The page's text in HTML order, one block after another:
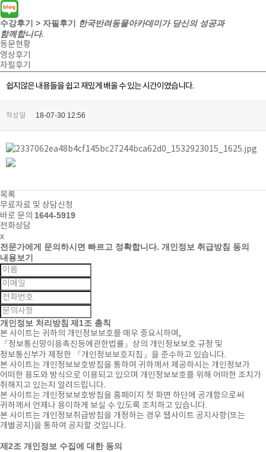
수강후기 > 자필후기
한국반려동물아카데미가 당신의 성공과
함께합니다.
동문현황
영상후기
자필후기
쉽지않은 내용들을 쉽고 재밌게 배울 수 있는 시간이였습니다.
작성일 18-07-30 12:56
목록
무료자료 및 상담신청
바로 문의 1644-5919
전화상담
x
전문가에게 문의하시면 빠르고 정확합니다. 개인정보 취급방침 동의
내용보기
개인정보 처리방침 제1조 총칙
본 사이트는 귀하의 개인정보보호를 매우 중요시하며,
『정보통신망이용촉진등에관한법률』상의 개인정보보호 규정 및
정보통신부가 제정한 『개인정보보호지침』을 준수하고 있습니다.
본 사이트는 개인정보보호방침을 통하여 귀하께서 제공하시는 개인정보가
어떠한 용도와 방식으로 이용되고 있으며 개인정보보호를 위해 어떠한 조치가
취해지고 있는지 알려드립니다.
본 사이트는 개인정보보호방침을 홈페이지 첫 화면 하단에 공개함으로써
귀하께서 언제나 용이하게 보실 수 있도록 조치하고 있습니다.
본 사이트는 개인정보취급방침을 개정하는 경우 웹사이트 공지사항(또는
개별공지)을 통하여 공지할 것입니다.
제2조 개인정보 수집에 대한 동의